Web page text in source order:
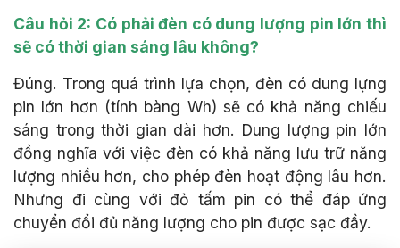
Câu hỏi 2: Có phải đèn có dung lượng pin lớn thì
sẽ có thời gian sáng lâu không?
Đúng. Trong quá trình lựa chọn, đèn có dung lựng
pin lớn hơn (tính bàng Wh) sẽ có khả năng chiếu
sáng trong thời gian dài hơn. Dung lượng pin lớn
đồng nghĩa với việc đèn có khả năng lưu trữ năng
lượng nhiều hơn, cho phép đèn hoạt động lâu hơn.
Nhưng đi cùng với đỏ tấm pin có thể đáp ứng
chuyển đổi đủ năng lượng cho pin được sạc đầy.